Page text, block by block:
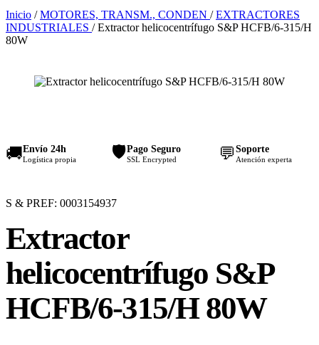
Inicio / MOTORES, TRANSM., CONDEN / EXTRACTORES
INDUSTRIALES / Extractor helicocentrífugo S&P HCFB/6-315/H
80W
🚚Envío 24h
Logística propia 🛡️Pago Seguro
SSL Encrypted 💬 Soporte
Atención experta
S & PREF: 0003154937
Extractor
helicocentrífugo S&P
HCFB/6-315/H 80W